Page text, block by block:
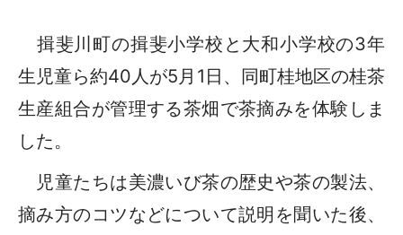
揖斐川町の揖斐小学校と大和小学校の3年
生児童ら約40人が5月1日、同町桂地区の桂茶
生産組合が管理する茶畑で茶摘みを体験しま
した。
児童たちは美濃いび茶の歴史や茶の製法、
摘み方のコツなどについて説明を聞いた後、